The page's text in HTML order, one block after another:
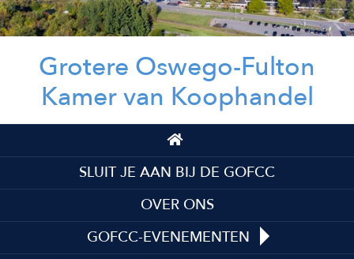
Grotere Oswego-Fulton
Kamer van Koophandel
Top
Top
SLUIT JE AAN BIJ DE GOFCC
OVER ONS
GOFCC-EVENEMENTEN